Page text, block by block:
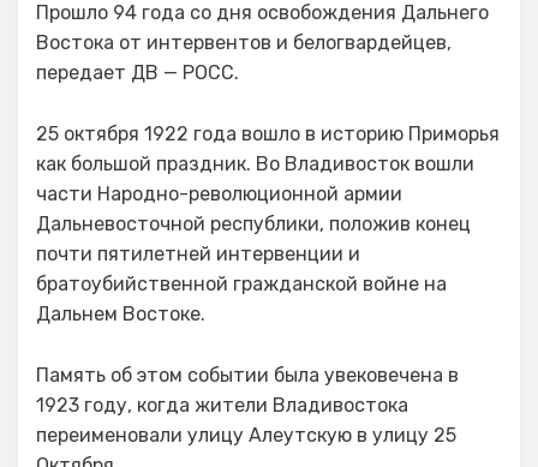
Прошло 94 года со дня освобождения Дальнего
Востока от интервентов и белогвардейцев,
передает ДВ — РОСС.
25 октября 1922 года вошло в историю Приморья
как большой праздник. Во Владивосток вошли
части Народно-революционной армии
Дальневосточной республики, положив конец
почти пятилетней интервенции и
братоубийственной гражданской войне на
Дальнем Востоке.
Память об этом событии была увековечена в
1923 году, когда жители Владивостока
переименовали улицу Алеутскую в улицу 25